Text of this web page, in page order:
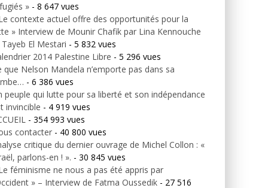
» - 8 647 vues
contexte actuel offre des opportunités pour la
» Interview de Mounir Chafik par Lina Kennouche
El Mestari - 5 832 vues
2014 Palestine Libre - 5 296 vues
que Nelson Mandela n’emporte pas dans sa
- 6 386 vues
peuple qui lutte pour sa liberté et son indépendance
invincible - 4 919 vues
- 354 993 vues
contacter - 40 800 vues
critique du dernier ouvrage de Michel Collon : «
parlons-en ! ». - 30 845 vues
féminisme ne nous a pas été appris par
» – Interview de Fatma Oussedik - 27 516